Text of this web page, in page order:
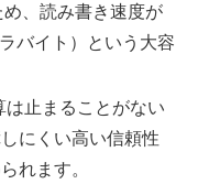
、読み書き速度が
バイト）という大容
は止まることがない
にくい高い信頼性
れます。